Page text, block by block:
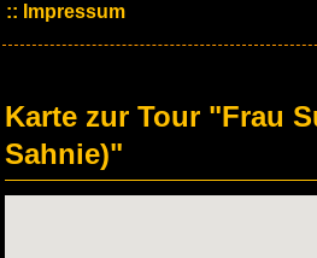
Impressum
Karte zur Tour "Frau
Sahnie)"